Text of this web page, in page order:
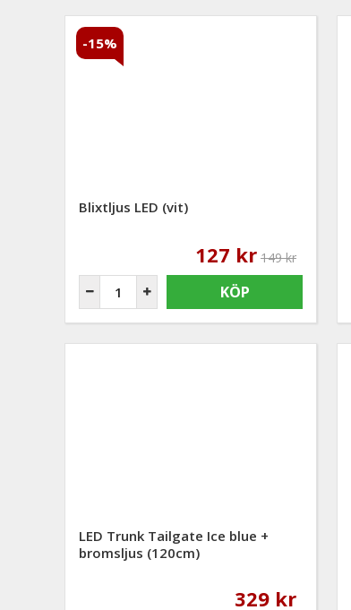
-15%
Blixtljus LED (vit)
127 kr 149 kr
KÖP
LED Trunk Tailgate Ice blue +
bromsljus (120cm)
329 kr